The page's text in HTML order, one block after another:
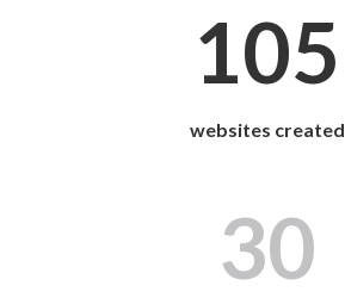
105
websites created
30